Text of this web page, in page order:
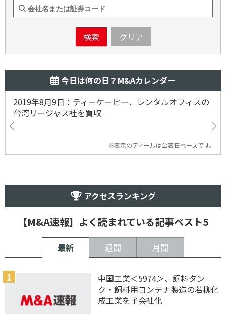
検索 クリア
今日は何の日？M&Aカレンダー
2019年8月9日：ティーケーピー、レンタルオフィスの
台湾リージャス社を買収
※表示のディールは公表日ベースです。
アクセスランキング
【M&A速報】よく読まれている記事ベスト5
最新 週間 月間
中国工業＜5974＞、飼料タン
ク・飼料用コンテナ製造の若柳化
成工業を子会社化